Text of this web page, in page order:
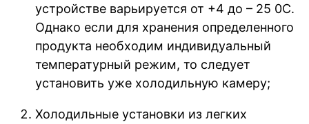
устройстве варьируется от +4 до – 25 0С.
Однако если для хранения определенного
продукта необходим индивидуальный
температурный режим, то следует
установить уже холодильную камеру;
Холодильные установки из легких